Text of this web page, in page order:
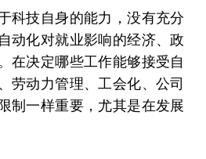
科技自身的能力，没有充分
动化对就业影响的经济、政
在决定哪些工作能够接受自
劳动力管理、工会化、公司
制一样重要，尤其是在发展